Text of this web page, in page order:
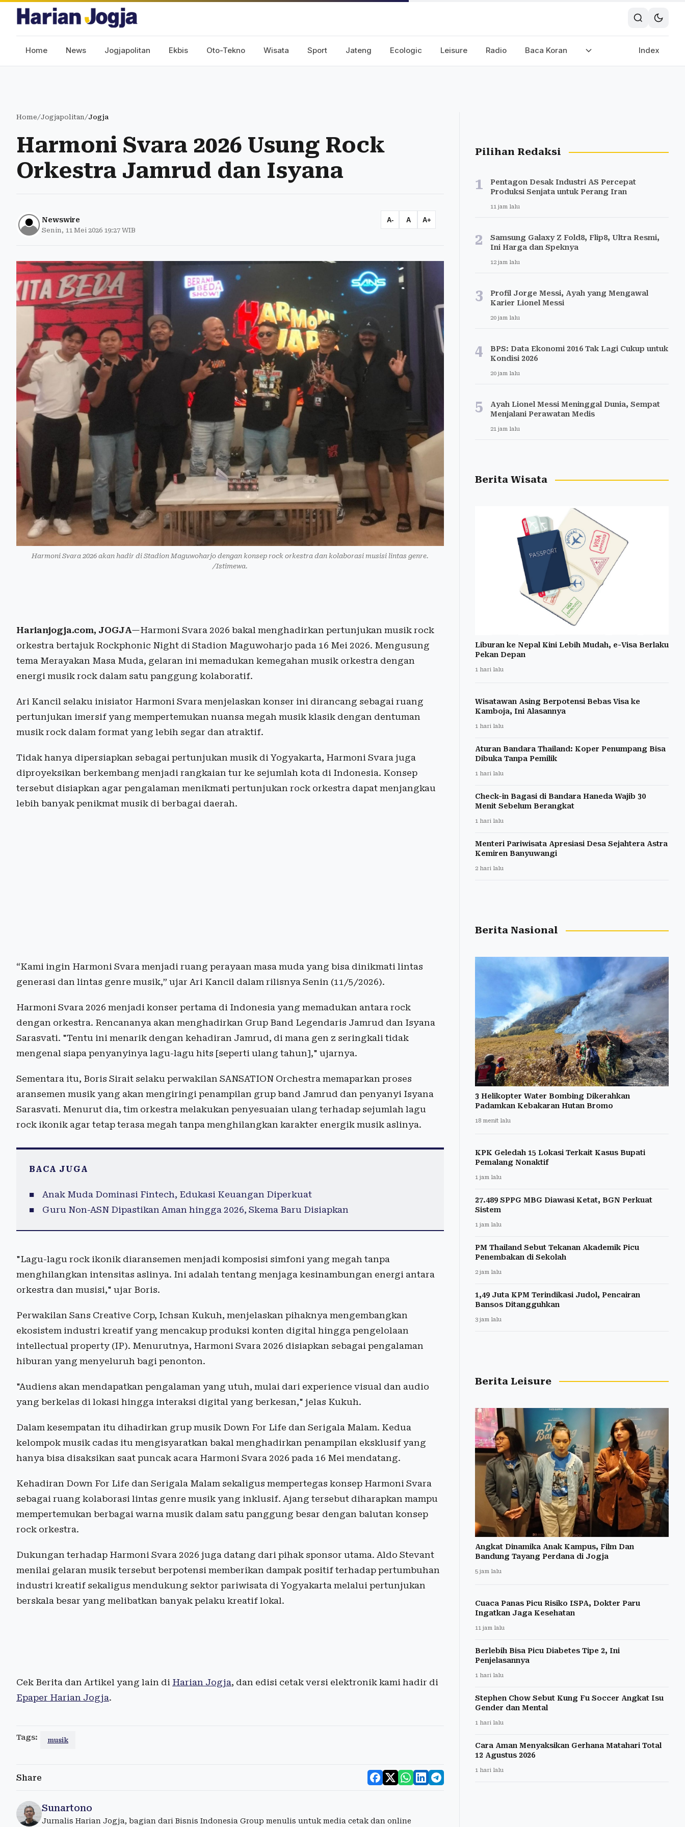
Home News Jogjapolitan Ekbis Oto-Tekno Wisata Sport Jateng Ecologic Leisure Radio Baca Koran Index
Home/Jogjapolitan/Jogja
Harmoni Svara 2026 Usung Rock
Orkestra Jamrud dan Isyana
Newswire
Senin, 11 Mei 2026 19:27 WIB
A- A A+
Harmoni Svara 2026 akan hadir di Stadion Maguwoharjo dengan konsep rock orkestra dan kolaborasi musisi lintas genre.
/Istimewa.
Harianjogja.com, JOGJA—Harmoni Svara 2026 bakal menghadirkan pertunjukan musik rock
orkestra bertajuk Rockphonic Night di Stadion Maguwoharjo pada 16 Mei 2026. Mengusung
tema Merayakan Masa Muda, gelaran ini memadukan kemegahan musik orkestra dengan
energi musik rock dalam satu panggung kolaboratif.
Ari Kancil selaku inisiator Harmoni Svara menjelaskan konser ini dirancang sebagai ruang
pertunjukan imersif yang mempertemukan nuansa megah musik klasik dengan dentuman
musik rock dalam format yang lebih segar dan atraktif.
Tidak hanya dipersiapkan sebagai pertunjukan musik di Yogyakarta, Harmoni Svara juga
diproyeksikan berkembang menjadi rangkaian tur ke sejumlah kota di Indonesia. Konsep
tersebut disiapkan agar pengalaman menikmati pertunjukan rock orkestra dapat menjangkau
lebih banyak penikmat musik di berbagai daerah.
“Kami ingin Harmoni Svara menjadi ruang perayaan masa muda yang bisa dinikmati lintas
generasi dan lintas genre musik,” ujar Ari Kancil dalam rilisnya Senin (11/5/2026).
Harmoni Svara 2026 menjadi konser pertama di Indonesia yang memadukan antara rock
dengan orkestra. Rencananya akan menghadirkan Grup Band Legendaris Jamrud dan Isyana
Sarasvati. "Tentu ini menarik dengan kehadiran Jamrud, di mana gen z seringkali tidak
mengenal siapa penyanyinya lagu-lagu hits [seperti ulang tahun]," ujarnya.
Sementara itu, Boris Sirait selaku perwakilan SANSATION Orchestra memaparkan proses
aransemen musik yang akan mengiringi penampilan grup band Jamrud dan penyanyi Isyana
Sarasvati. Menurut dia, tim orkestra melakukan penyesuaian ulang terhadap sejumlah lagu
rock ikonik agar tetap terasa megah tanpa menghilangkan karakter energik musik aslinya.
BACA JUGA
Anak Muda Dominasi Fintech, Edukasi Keuangan Diperkuat
Guru Non-ASN Dipastikan Aman hingga 2026, Skema Baru Disiapkan
"Lagu-lagu rock ikonik diaransemen menjadi komposisi simfoni yang megah tanpa
menghilangkan intensitas aslinya. Ini adalah tentang menjaga kesinambungan energi antara
orkestra dan musisi," ujar Boris.
Perwakilan Sans Creative Corp, Ichsan Kukuh, menjelaskan pihaknya mengembangkan
ekosistem industri kreatif yang mencakup produksi konten digital hingga pengelolaan
intellectual property (IP). Menurutnya, Harmoni Svara 2026 disiapkan sebagai pengalaman
hiburan yang menyeluruh bagi penonton.
"Audiens akan mendapatkan pengalaman yang utuh, mulai dari experience visual dan audio
yang berkelas di lokasi hingga interaksi digital yang berkesan," jelas Kukuh.
Dalam kesempatan itu dihadirkan grup musik Down For Life dan Serigala Malam. Kedua
kelompok musik cadas itu mengisyaratkan bakal menghadirkan penampilan eksklusif yang
hanya bisa disaksikan saat puncak acara Harmoni Svara 2026 pada 16 Mei mendatang.
Kehadiran Down For Life dan Serigala Malam sekaligus mempertegas konsep Harmoni Svara
sebagai ruang kolaborasi lintas genre musik yang inklusif. Ajang tersebut diharapkan mampu
mempertemukan berbagai warna musik dalam satu panggung besar dengan balutan konsep
rock orkestra.
Dukungan terhadap Harmoni Svara 2026 juga datang dari pihak sponsor utama. Aldo Stevant
menilai gelaran musik tersebut berpotensi memberikan dampak positif terhadap pertumbuhan
industri kreatif sekaligus mendukung sektor pariwisata di Yogyakarta melalui pertunjukan
berskala besar yang melibatkan banyak pelaku kreatif lokal.
Cek Berita dan Artikel yang lain di Harian Jogja, dan edisi cetak versi elektronik kami hadir di
Epaper Harian Jogja.
Tags: musik
Share
Sunartono
Jurnalis Harian Jogja, bagian dari Bisnis Indonesia Group menulis untuk media cetak dan online
Pilihan Redaksi
1
Pentagon Desak Industri AS Percepat
Produksi Senjata untuk Perang Iran
11 jam lalu
2
Samsung Galaxy Z Fold8, Flip8, Ultra Resmi,
Ini Harga dan Speknya
12 jam lalu
3
Profil Jorge Messi, Ayah yang Mengawal
Karier Lionel Messi
20 jam lalu
4
BPS: Data Ekonomi 2016 Tak Lagi Cukup untuk
Kondisi 2026
20 jam lalu
5
Ayah Lionel Messi Meninggal Dunia, Sempat
Menjalani Perawatan Medis
21 jam lalu
Berita Wisata
Liburan ke Nepal Kini Lebih Mudah, e-Visa Berlaku
Pekan Depan
1 hari lalu
Wisatawan Asing Berpotensi Bebas Visa ke
Kamboja, Ini Alasannya
1 hari lalu
Aturan Bandara Thailand: Koper Penumpang Bisa
Dibuka Tanpa Pemilik
1 hari lalu
Check-in Bagasi di Bandara Haneda Wajib 30
Menit Sebelum Berangkat
1 hari lalu
Menteri Pariwisata Apresiasi Desa Sejahtera Astra
Kemiren Banyuwangi
2 hari lalu
Berita Nasional
3 Helikopter Water Bombing Dikerahkan
Padamkan Kebakaran Hutan Bromo
18 menit lalu
KPK Geledah 15 Lokasi Terkait Kasus Bupati
Pemalang Nonaktif
1 jam lalu
27.489 SPPG MBG Diawasi Ketat, BGN Perkuat
Sistem
1 jam lalu
PM Thailand Sebut Tekanan Akademik Picu
Penembakan di Sekolah
2 jam lalu
1,49 Juta KPM Terindikasi Judol, Pencairan
Bansos Ditangguhkan
3 jam lalu
Berita Leisure
Angkat Dinamika Anak Kampus, Film Dan
Bandung Tayang Perdana di Jogja
5 jam lalu
Cuaca Panas Picu Risiko ISPA, Dokter Paru
Ingatkan Jaga Kesehatan
11 jam lalu
Berlebih Bisa Picu Diabetes Tipe 2, Ini
Penjelasannya
1 hari lalu
Stephen Chow Sebut Kung Fu Soccer Angkat Isu
Gender dan Mental
1 hari lalu
Cara Aman Menyaksikan Gerhana Matahari Total
12 Agustus 2026
1 hari lalu